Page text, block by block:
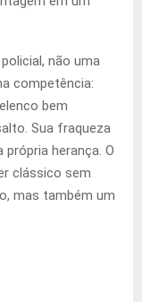
não uma
competência:
bem
Sua fraqueza
herança. O
clássico sem
mas também um